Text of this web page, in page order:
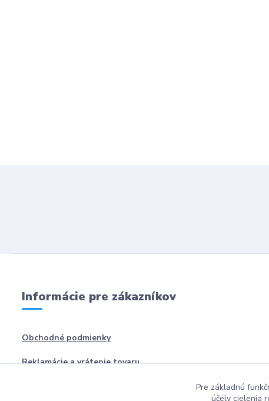
Informácie pre zákazníkov
Obchodné podmienky
Reklamácie a vrátenie tovaru
Pre základnú
účely cielenia